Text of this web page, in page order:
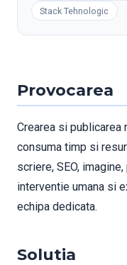
Stack Tehnologic
Provocarea
Crearea si publicarea
consuma timp si
scriere, SEO,
interventie umana si
echipa dedicata.
Solutia